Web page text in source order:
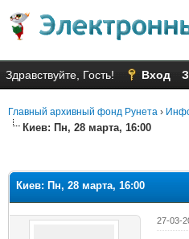
Здравствуйте, Гость! Вход
Главный архивный фонд Рунета ›
Киев: Пн, 28 марта, 16:00
Киев: Пн, 28 марта, 16:00
27-03-